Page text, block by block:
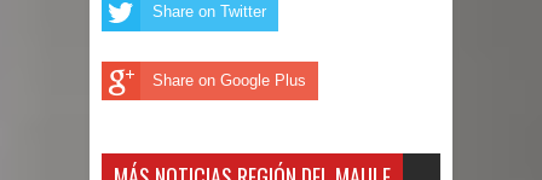
Share on Twitter
Share on Google Plus